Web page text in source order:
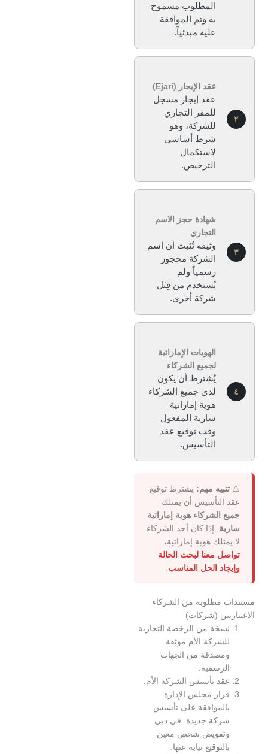
المطلوب مسموح
به وتم الموافقة
عليه مبدئياً.
عقد الإيجار (Ejari)
عقد إيجار مسجل
للمقر التجاري
للشركة، وهو
شرط أساسي
شهادة حجز الاسم
وثيقة تُثبت أن اسم
الشركة محجوز
يُستخدم من قِبَل
شركة أخرى.
الهويات الإماراتية
لجميع الشركاء
يُشترط أن يكون
لدى جميع الشركاء
هوية إماراتية
سارية المفعول
وقت توقيع عقد
مهم:يشترط توقيع
التأسيس أن يمتلك
الشركاء هوية إماراتية
. إذا كان أحد الشركاء
هوية إماراتية،
معنا لبحث الحالة
الحل المناسب.
مطلوبة من الشركاء
(شركات)
من الرخصة التجارية
الأم موثقة
من الجهات
تأسيس الشركة الأم.
مجلس الإدارة
على تأسيس
جديدة في دبي
شخص معين
نيابة عنها.